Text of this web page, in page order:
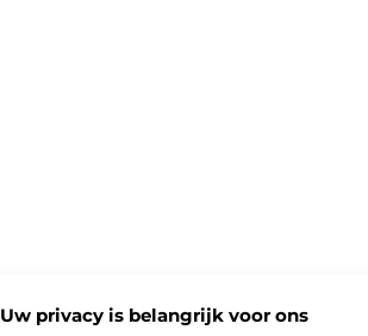
Uw privacy is belangrijk voor ons